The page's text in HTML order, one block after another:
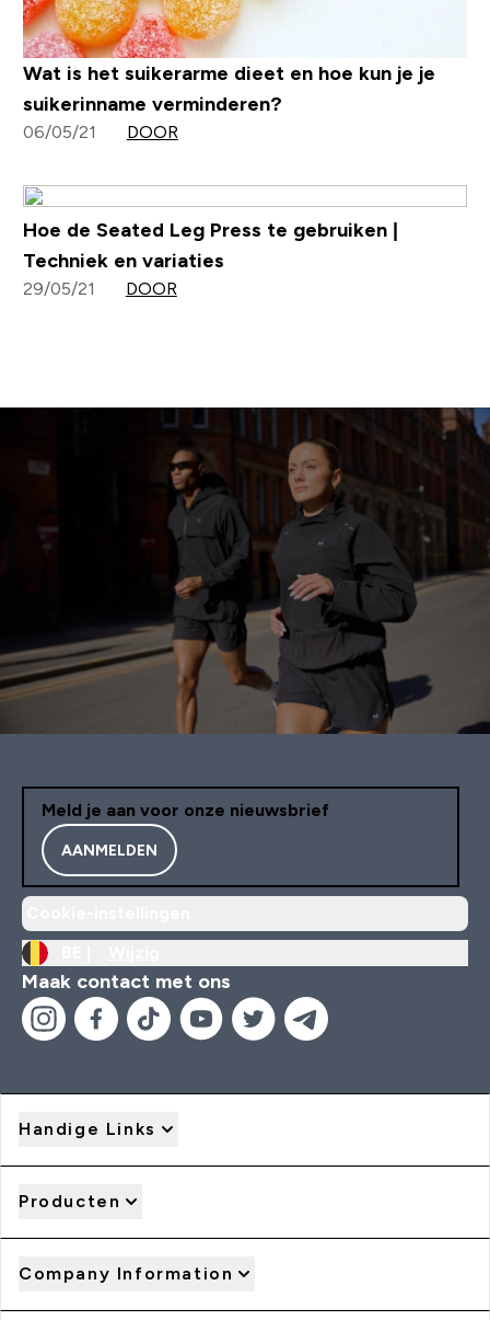
Wat is het suikerarme dieet en hoe kun je je
suikerinname verminderen?
06/05/21 DOOR
Hoe de Seated Leg Press te gebruiken |
Techniek en variaties
29/05/21 DOOR
Meld je aan voor onze nieuwsbrief
AANMELDEN
Maak contact met ons
Handige Links
Producten
Company Information